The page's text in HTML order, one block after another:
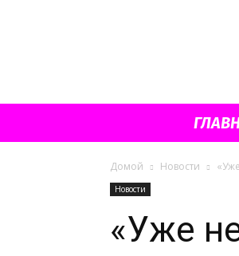
Домой Новости
Новости
«Уже